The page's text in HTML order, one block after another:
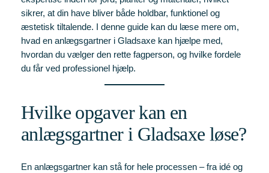
sikrer, at din have bliver både holdbar, funktionel og
æstetisk tiltalende. I denne guide kan du læse mere om,
hvad en anlægsgartner i Gladsaxe kan hjælpe med,
hvordan du vælger den rette fagperson, og hvilke fordele
du får ved professionel hjælp.
Hvilke opgaver kan en
anlægsgartner i Gladsaxe løse?
En anlægsgartner kan stå for hele processen – fra idé og